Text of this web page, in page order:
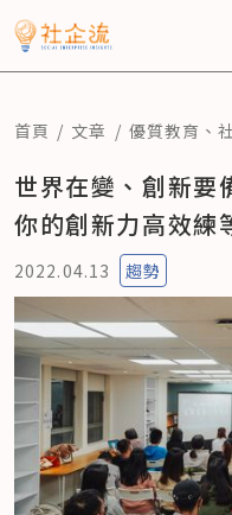
首頁 文章 優質教育 、
世界在變、創新
你的創新力高效練
2022.04.13 趨勢